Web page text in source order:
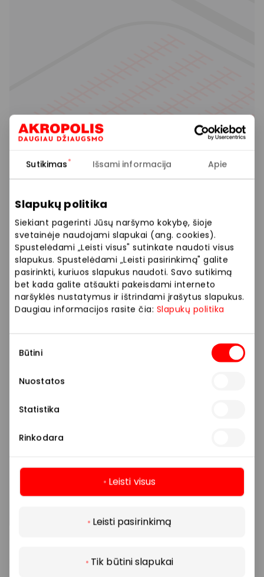
Sutikimas Išsami informacija Apie
Slapukų politika
Siekiant pagerinti Jūsų naršymo kokybę, šioje
svetainėje naudojami slapukai (ang. cookies).
Spustelėdami „Leisti visus" sutinkate naudoti visus
slapukus. Spustelėdami „Leisti pasirinkimą" galite
pasirinkti, kuriuos slapukus naudoti. Savo sutikimą
bet kada galite atšaukti pakeisdami interneto
naršyklės nustatymus ir ištrindami įrašytus slapukus.
Daugiau informacijos rasite čia: Slapukų politika
pasirinkimas
Būtini
Nuostatos
Statistika
Rinkodara
Leisti visus
Leisti pasirinkimą
Tik būtini slapukai
Daugiau